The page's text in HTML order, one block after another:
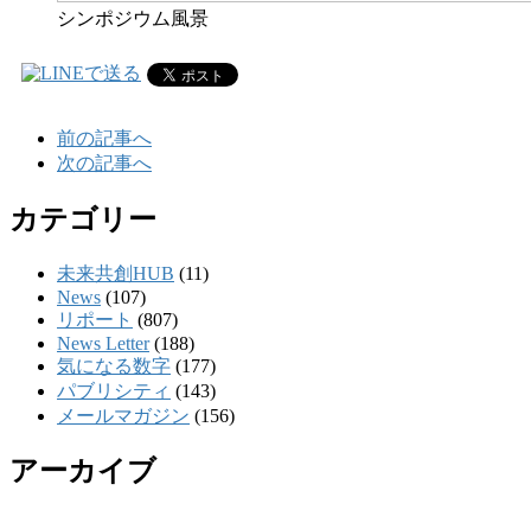
シンポジウム風景
前の記事へ
次の記事へ
カテゴリー
未来共創HUB (11)
News (107)
リポート (807)
News Letter(188)
気になる数字 (177)
パブリシティ (143)
メールマガジン (156)
アーカイブ